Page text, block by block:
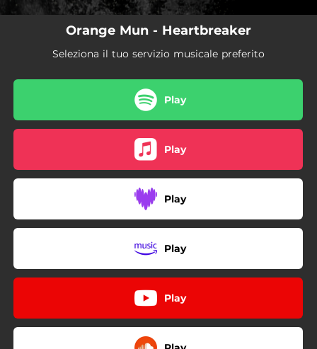
Orange Mun - Heartbreaker
Seleziona il tuo servizio musicale preferito
Play
Play
Play
Play
Play